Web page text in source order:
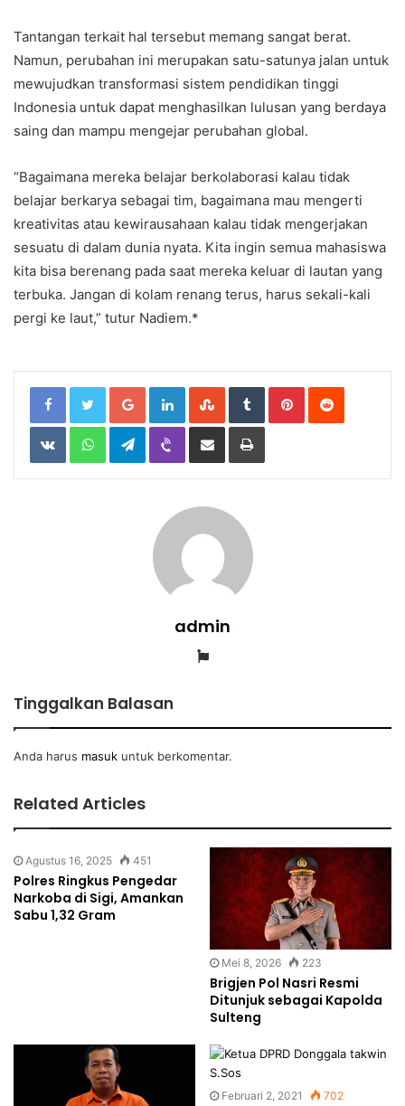
Tantangan terkait hal tersebut memang sangat berat.
Namun, perubahan ini merupakan satu-satunya jalan untuk
mewujudkan transformasi sistem pendidikan tinggi
Indonesia untuk dapat menghasilkan lulusan yang berdaya
saing dan mampu mengejar perubahan global.
“Bagaimana mereka belajar berkolaborasi kalau tidak
belajar berkarya sebagai tim, bagaimana mau mengerti
kreativitas atau kewirausahaan kalau tidak mengerjakan
sesuatu di dalam dunia nyata. Kita ingin semua mahasiswa
kita bisa berenang pada saat mereka keluar di lautan yang
terbuka. Jangan di kolam renang terus, harus sekali-kali
pergi ke laut,” tutur Nadiem.*
Google+LinkedInStumbleUpon
TumblrPinterestReddit
VKontakteWhatsAppTelegramViber Share
Email
Print
admin
Website
Tinggalkan Balasan
Anda harus masuk untuk berkomentar.
Related Articles
Agustus 16, 2025 451
Polres Ringkus Pengedar
Narkoba di Sigi, Amankan
Sabu 1,32 Gram
Mei 8, 2026 223
Brigjen Pol Nasri Resmi
Ditunjuk sebagai Kapolda
Sulteng
Februari 2, 2021 702